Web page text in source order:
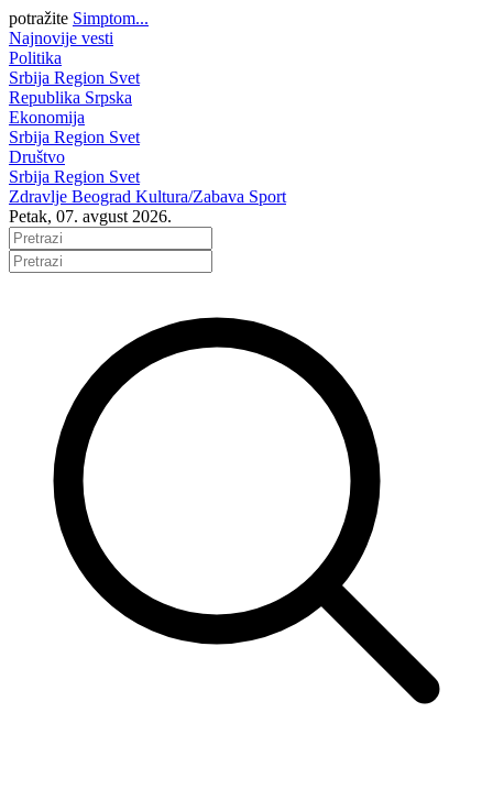
potražite Simptom...
Najnovije vesti
Politika
Srbija Region Svet
Republika Srpska
Ekonomija
Srbija Region Svet
Društvo
Srbija Region Svet
Zdravlje Beograd Kultura/Zabava Sport
Petak, 07. avgust 2026.